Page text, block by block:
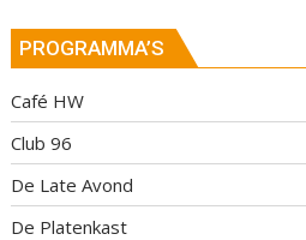
PROGRAMMA’S
Café HW
Club 96
De Late Avond
De Platenkast